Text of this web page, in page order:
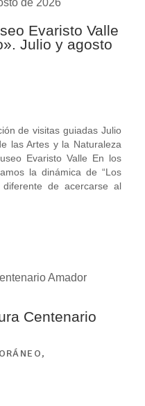
Evaristo Valle
Julio y agosto
de visitas guiadas Julio
las Artes y la Naturaleza
Evaristo Valle En los
la dinámica de “Los
de acercarse al
Centenario
,